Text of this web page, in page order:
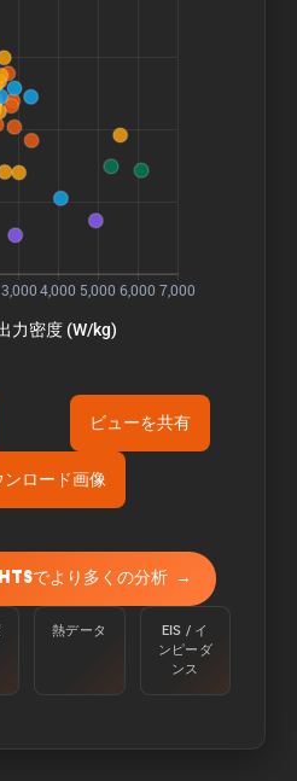
ビューを共有
ンロード画像
で、100%から定電流
るまで放電させて測定す
度25℃のセルを100％か
。
でより多くの分析 →
熱データ
EIS / イ
ンピーダ
ンス